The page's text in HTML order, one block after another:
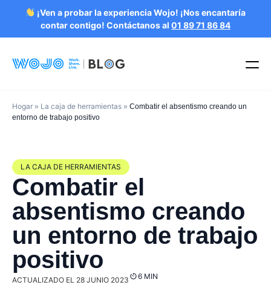
¡Ven a probar la experiencia Wojo! ¡Nos encantaría
contar contigo! Contáctanos al 01 89 71 86 84
Hogar » La caja de herramientas » Combatir el absentismo creando un
entorno de trabajo positivo
LA CAJA DE HERRAMIENTAS
Combatir el
absentismo creando
un entorno de trabajo
positivo
ACTUALIZADO EL 28 JUNIO 2023 6 MIN